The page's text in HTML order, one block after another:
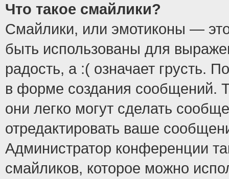
Что такое смайлики?
Смайлики, или эмотиконы —
быть использованы для
радость, а :( означает грусть.
в форме создания сообщений.
они легко могут сделать
отредактировать ваше
Администратор конференции
смайликов, которое можно